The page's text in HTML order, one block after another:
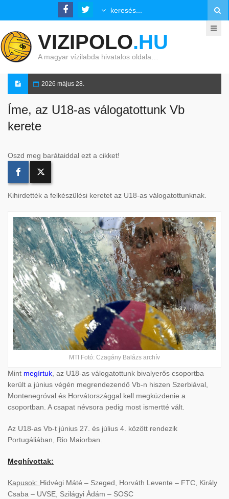
VIZIPOLO.HU
A magyar vízilabda hivatalos oldala…
2026 május 28.
Íme, az U18-as válogatottunk Vb
kerete
Oszd meg barátaiddal ezt a cikket!
Kihirdették a felkészülési keretet az U18-as válogatottunknak.
MTI Fotó: Czagány Balázs archív
Mint megírtuk , az U18-as válogatottunk bivalyerős csoportba
került a június végén megrendezendő Vb-n hiszen Szerbiával,
Montenegróval és Horvátországgal kell megküzdenie a
csoportban. A csapat névsora pedig most ismertté vált.
Az U18-as Vb-t június 27. és július 4. között rendezik
Portugáliában, Rio Maiorban.
Meghívottak:
Kapusok: Hidvégi Máté – Szeged, Horváth Levente – FTC, Király
Csaba – UVSE, Szilágyi Ádám – SOSC